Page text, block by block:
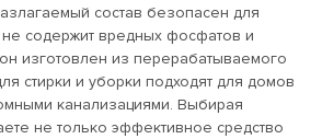
состав безопасен для
содержит вредных фосфатов и
изготовлен из перерабатываемого
стирки и уборки подходят для домов
канализациями. Выбирая
не только эффективное средство